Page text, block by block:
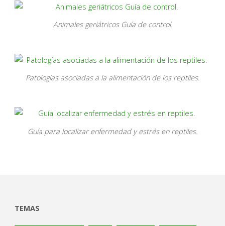
Animales geriátricos Guía de control.
Patologías asociadas a la alimentación de los reptiles.
Guía para localizar enfermedad y estrés en reptiles.
TEMAS